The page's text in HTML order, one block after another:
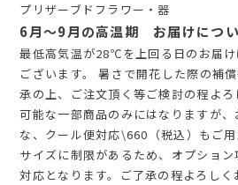
プリザーブドフラワー・器
6月～9月の高温期 お届けにつ
最低高気温が28℃を上回る日のお届
ございます。 暑さで開花した際の補
承の上、ご注文頂く等ご検討の程よ
可能な一部商品のみにはなりますが
な、クール便対応\660（税込）もご
サイズに制限があるため、オプショ
対応となります。ご了承の程よろしく